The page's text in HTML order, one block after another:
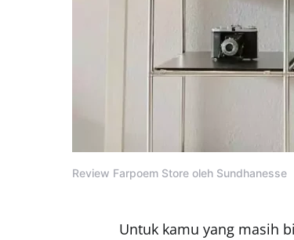
Review Farpoem Store oleh Sundhanesse
Untuk kamu yang masih